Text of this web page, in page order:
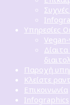
Υπηρεσίες
Παροχή
Κλείστε
Επικοινωνία
Infographics